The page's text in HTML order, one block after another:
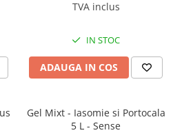
TVA inclus
IN STOC
ADAUGA IN COS
Gel Mixt - Iasomie si Portocala
5 L - Sense